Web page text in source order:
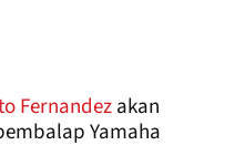
Fernandezakan
Yamaha